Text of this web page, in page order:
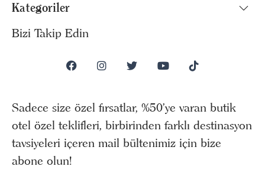
Kategoriler
Bizi Takip Edin
Sadece size özel fırsatlar, %50’ye varan butik
otel özel teklifleri, birbirinden farklı destinasyon
tavsiyeleri içeren mail bültenimiz için bize
abone olun!